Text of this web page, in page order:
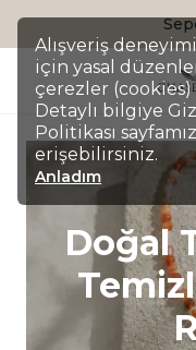
Alışveriş
için yasal
çerezler
Detaylı bilgiye
Politikası
erişebilirsiniz.
Anladım
Doğal